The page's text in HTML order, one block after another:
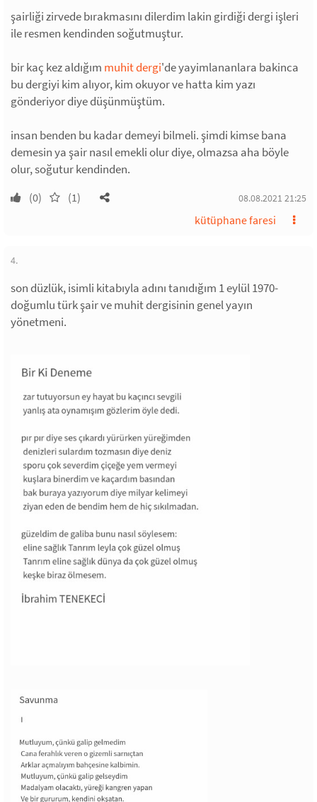
şairliği zirvede bırakmasını dilerdim lakin girdiği dergi işleri
ile resmen kendinden soğutmuştur.
bir kaç kez aldığım muhit dergi'de yayimlananlara bakinca
bu dergiyi kim alıyor, kim okuyor ve hatta kim yazı
gönderiyor diye düşünmüştüm.
insan benden bu kadar demeyi bilmeli. şimdi kimse bana
demesin ya şair nasıl emekli olur diye, olmazsa aha böyle
olur, soğutur kendinden.
(0) (1) 08.08.2021 21:25
kütüphane faresi
4.
son düzlük, isimli kitabıyla adını tanıdığım 1 eylül 1970-
doğumlu türk şair ve muhit dergisinin genel yayın
yönetmeni.